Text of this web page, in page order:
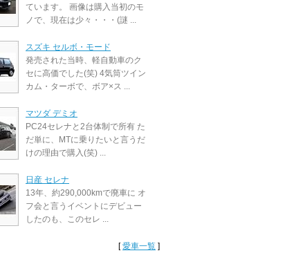
ています。 画像は購入当初のモ
ノで、現在は少々・・・(謎 ...
スズキ セルボ・モード
発売された当時、軽自動車のク
セに高価でした(笑) 4気筒ツイン
カム・ターボで、ボア×ス ...
マツダ デミオ
PC24セレナと2台体制で所有 た
だ単に、MTに乗りたいと言うだ
けの理由で購入(笑) ...
日産 セレナ
13年、約290,000kmで廃車に オ
フ会と言うイベントにデビュー
したのも、このセレ ...
[愛車一覧 ]